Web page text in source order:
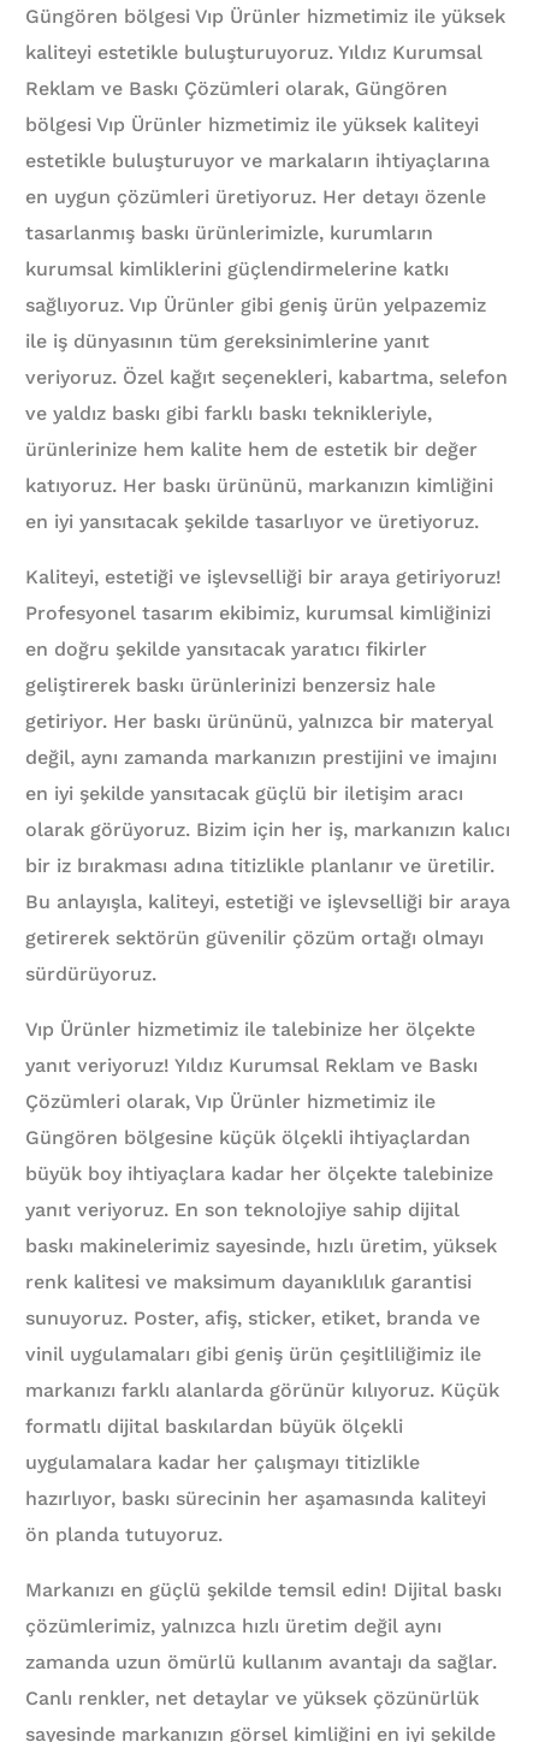
Güngören bölgesi Vıp Ürünler hizmetimiz ile yüksek
kaliteyi estetikle buluşturuyoruz. Yıldız Kurumsal
Reklam ve Baskı Çözümleri olarak, Güngören
bölgesi Vıp Ürünler hizmetimiz ile yüksek kaliteyi
estetikle buluşturuyor ve markaların ihtiyaçlarına
en uygun çözümleri üretiyoruz. Her detayı özenle
tasarlanmış baskı ürünlerimizle, kurumların
kurumsal kimliklerini güçlendirmelerine katkı
sağlıyoruz. Vıp Ürünler gibi geniş ürün yelpazemiz
ile iş dünyasının tüm gereksinimlerine yanıt
veriyoruz. Özel kağıt seçenekleri, kabartma, selefon
ve yaldız baskı gibi farklı baskı teknikleriyle,
ürünlerinize hem kalite hem de estetik bir değer
katıyoruz. Her baskı ürününü, markanızın kimliğini
en iyi yansıtacak şekilde tasarlıyor ve üretiyoruz.
Kaliteyi, estetiği ve işlevselliği bir araya getiriyoruz!
Profesyonel tasarım ekibimiz, kurumsal kimliğinizi
en doğru şekilde yansıtacak yaratıcı fikirler
geliştirerek baskı ürünlerinizi benzersiz hale
getiriyor. Her baskı ürününü, yalnızca bir materyal
değil, aynı zamanda markanızın prestijini ve imajını
en iyi şekilde yansıtacak güçlü bir iletişim aracı
olarak görüyoruz. Bizim için her iş, markanızın kalıcı
bir iz bırakması adına titizlikle planlanır ve üretilir.
Bu anlayışla, kaliteyi, estetiği ve işlevselliği bir araya
getirerek sektörün güvenilir çözüm ortağı olmayı
sürdürüyoruz.
Vıp Ürünler hizmetimiz ile talebinize her ölçekte
yanıt veriyoruz! Yıldız Kurumsal Reklam ve Baskı
Çözümleri olarak, Vıp Ürünler hizmetimiz ile
Güngören bölgesine küçük ölçekli ihtiyaçlardan
büyük boy ihtiyaçlara kadar her ölçekte talebinize
yanıt veriyoruz. En son teknolojiye sahip dijital
baskı makinelerimiz sayesinde, hızlı üretim, yüksek
renk kalitesi ve maksimum dayanıklılık garantisi
sunuyoruz. Poster, afiş, sticker, etiket, branda ve
vinil uygulamaları gibi geniş ürün çeşitliliğimiz ile
markanızı farklı alanlarda görünür kılıyoruz. Küçük
formatlı dijital baskılardan büyük ölçekli
uygulamalara kadar her çalışmayı titizlikle
hazırlıyor, baskı sürecinin her aşamasında kaliteyi
ön planda tutuyoruz.
Markanızı en güçlü şekilde temsil edin! Dijital baskı
çözümlerimiz, yalnızca hızlı üretim değil aynı
zamanda uzun ömürlü kullanım avantajı da sağlar.
Canlı renkler, net detaylar ve yüksek çözünürlük
sayesinde markanızın görsel kimliğini en iyi şekilde